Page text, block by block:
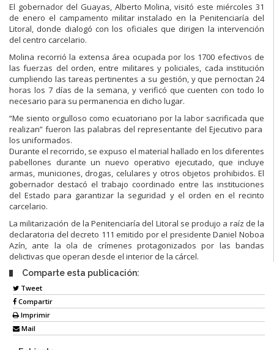
El gobernador del Guayas, Alberto Molina, visitó este miércoles 31
de enero el campamento militar instalado en la Penitenciaría del
Litoral, donde dialogó con los oficiales que dirigen la intervención
del centro carcelario.
Molina recorrió la extensa área ocupada por los 1700 efectivos de
las fuerzas del orden, entre militares y policiales, cada institución
cumpliendo las tareas pertinentes a su gestión, y que pernoctan 24
horas los 7 días de la semana, y verificó que cuenten con todo lo
necesario para su permanencia en dicho lugar.
“Me siento orgulloso como ecuatoriano por la labor sacrificada que
realizan” fueron las palabras del representante del Ejecutivo para
los uniformados.
Durante el recorrido, se expuso el material hallado en los diferentes
pabellones durante un nuevo operativo ejecutado, que incluye
armas, municiones, drogas, celulares y otros objetos prohibidos. El
gobernador destacó el trabajo coordinado entre las instituciones
del Estado para garantizar la seguridad y el orden en el recinto
carcelario.
La militarización de la Penitenciaría del Litoral se produjo a raíz de la
declaratoria del decreto 111 emitido por el presidente Daniel Noboa
Azín, ante la ola de crímenes protagonizados por las bandas
delictivas que operan desde el interior de la cárcel.
Comparte esta publicación:
Tweet
Compartir
Imprimir
Mail